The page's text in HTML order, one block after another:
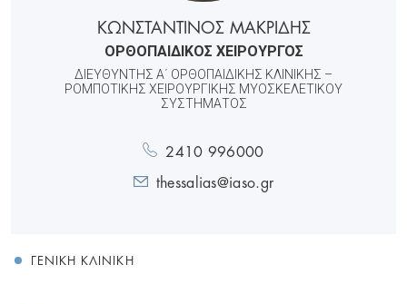
ΚΩΝΣΤΑΝΤΙΝΟΣ ΜΑΚΡΙΔΗΣ
ΟΡΘΟΠΑΙΔΙΚΟΣ ΧΕΙΡΟΥΡΓΟΣ
ΔΙΕΥΘΥΝΤΉΣ Α΄ ΟΡΘΟΠΑΙΔΙΚΉΣ ΚΛΙΝΙΚΉΣ –
ΡΟΜΠΟΤΙΚΉΣ ΧΕΙΡΟΥΡΓΙΚΉΣ ΜΥΟΣΚΕΛΕΤΙΚΟΎ
ΣΥΣΤΉΜΑΤΟΣ
2410 996000
thessalias@iaso.gr
ΓΕΝΙΚΉ ΚΛΙΝΙΚΉ